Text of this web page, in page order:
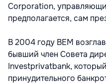
Corporation,
предполагается, сам
В 2004 году BEM
бывший член Совета
Investprivatbank,
принудительного